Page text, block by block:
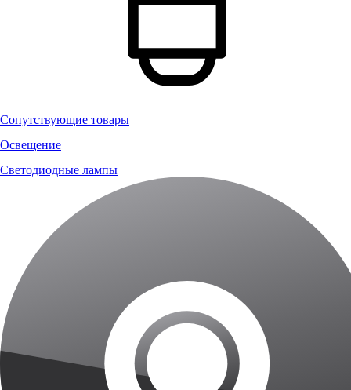
Сопутствующие товары
Освещение
Светодиодные лампы